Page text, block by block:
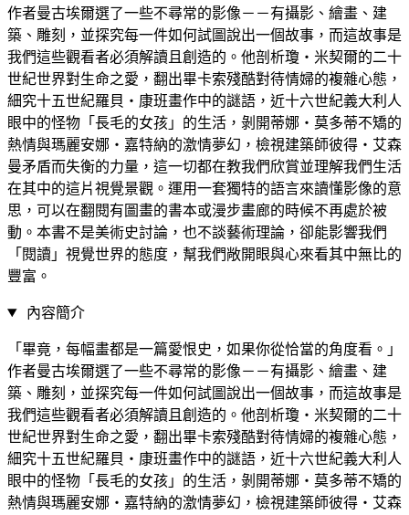
作者曼古埃爾選了一些不尋常的影像－－有攝影、繪畫、建
築、雕刻，並探究每一件如何試圖說出一個故事，而這故事是
我們這些觀看者必須解讀且創造的。他剖析瓊‧米契爾的二十
世紀世界對生命之愛，翻出畢卡索殘酷對待情婦的複雜心態，
細究十五世紀羅貝‧康班畫作中的謎語，近十六世紀義大利人
眼中的怪物「長毛的女孩」的生活，剝開蒂娜‧莫多蒂不矯的
熱情與瑪麗安娜‧嘉特納的激情夢幻，檢視建築師彼得‧艾森
曼矛盾而失衡的力量，這一切都在教我們欣賞並理解我們生活
在其中的這片視覺景觀。運用一套獨特的語言來讀懂影像的意
思，可以在翻閱有圖畫的書本或漫步畫廊的時候不再處於被
動。本書不是美術史討論，也不談藝術理論，卻能影響我們
「閱讀」視覺世界的態度，幫我們敞開眼與心來看其中無比的
豐富。
內容簡介
「畢竟，每幅畫都是一篇愛恨史，如果你從恰當的角度看。」
作者曼古埃爾選了一些不尋常的影像－－有攝影、繪畫、建
築、雕刻，並探究每一件如何試圖說出一個故事，而這故事是
我們這些觀看者必須解讀且創造的。他剖析瓊‧米契爾的二十
世紀世界對生命之愛，翻出畢卡索殘酷對待情婦的複雜心態，
細究十五世紀羅貝‧康班畫作中的謎語，近十六世紀義大利人
眼中的怪物「長毛的女孩」的生活，剝開蒂娜‧莫多蒂不矯的
熱情與瑪麗安娜‧嘉特納的激情夢幻，檢視建築師彼得‧艾森